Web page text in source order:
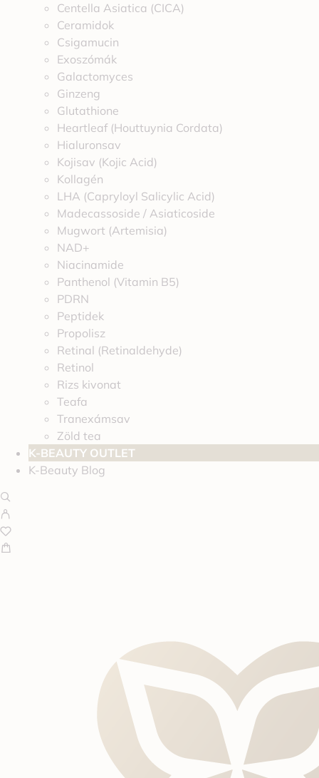
Centella Asiatica (CICA)
Ceramidok
Csigamucin
Exoszómák
Galactomyces
Ginzeng
Glutathione
Heartleaf (Houttuynia Cordata)
Hialuronsav
Kojisav (Kojic Acid)
Kollagén
LHA (Capryloyl Salicylic Acid)
Madecassoside / Asiaticoside
Mugwort (Artemisia)
NAD+
Niacinamide
Panthenol (Vitamin B5)
PDRN
Peptidek
Propolisz
Retinal (Retinaldehyde)
Retinol
Rizs kivonat
Teafa
Tranexámsav
Zöld tea
K-BEAUTY OUTLET
K-Beauty Blog